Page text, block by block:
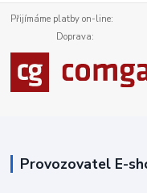
Doprava:
Provozovatel E-